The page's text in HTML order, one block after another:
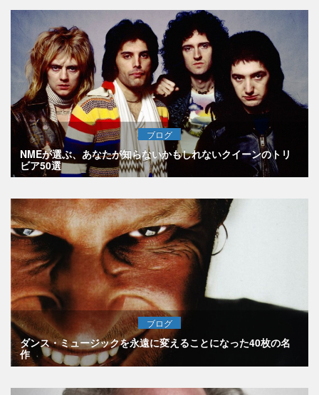
ブログ
NMEが選ぶ、あなたが知らないかもしれないクイーンのトリ
ビア50選
ブログ
ダンス・ミュージックを永遠に変えることになった40枚の名
作